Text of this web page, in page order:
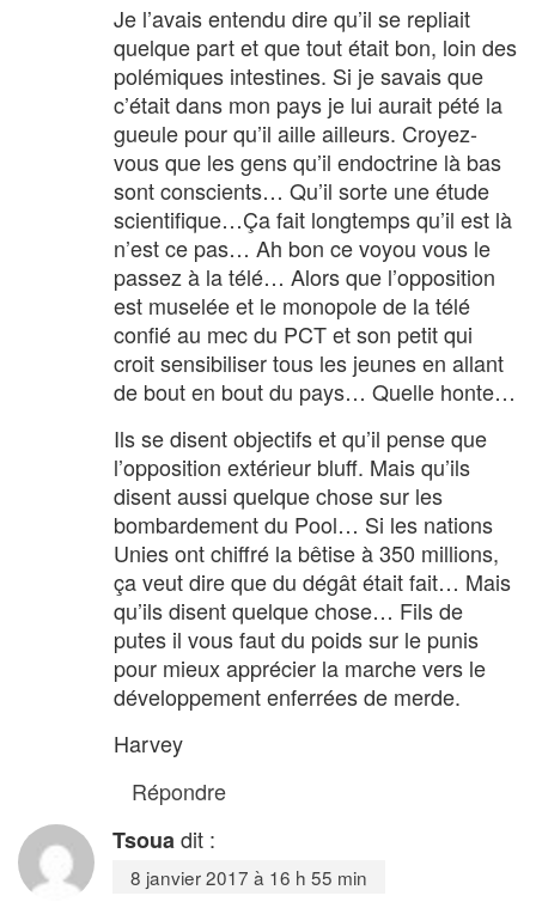
Je l’avais entendu dire qu’il se repliait
quelque part et que tout était bon, loin des
polémiques intestines. Si je savais que
c’était dans mon pays je lui aurait pété la
gueule pour qu’il aille ailleurs. Croyez-
vous que les gens qu’il endoctrine là bas
sont conscients… Qu’il sorte une étude
scientifique…Ça fait longtemps qu’il est là
n’est ce pas… Ah bon ce voyou vous le
passez à la télé… Alors que l’opposition
est muselée et le monopole de la télé
confié au mec du PCT et son petit qui
croit sensibiliser tous les jeunes en allant
de bout en bout du pays… Quelle honte…
Ils se disent objectifs et qu’il pense que
l’opposition extérieur bluff. Mais qu’ils
disent aussi quelque chose sur les
bombardement du Pool… Si les nations
Unies ont chiffré la bêtise à 350 millions,
ça veut dire que du dégât était fait… Mais
qu’ils disent quelque chose… Fils de
putes il vous faut du poids sur le punis
pour mieux apprécier la marche vers le
développement enferrées de merde.
Harvey
Répondre
Tsouadit :
8 janvier 2017 à 16 h 55 min